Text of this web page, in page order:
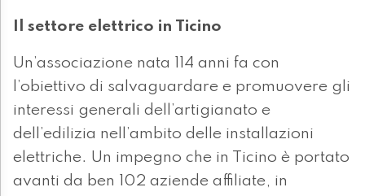
Il settore elettrico in Ticino
Un’associazione nata 114 anni fa con
l’obiettivo di salvaguardare e promuovere gli
interessi generali dell’artigianato e
dell’edilizia nell’ambito delle installazioni
elettriche. Un impegno che in Ticino è portato
avanti da ben 102 aziende affiliate, in